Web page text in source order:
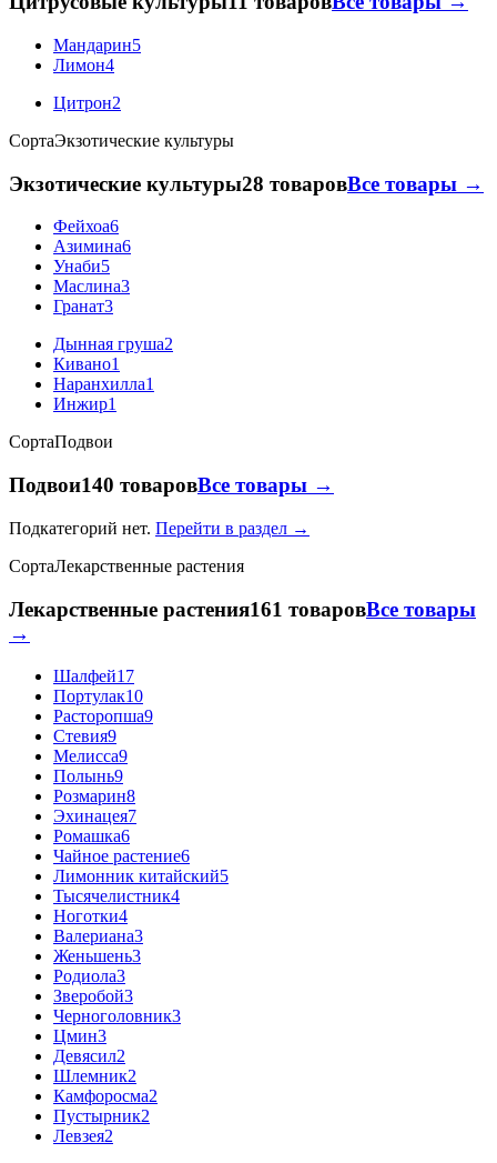
Мандарин5
Лимон4
Цитрон2
СортаЭкзотические культуры
Экзотические культуры28 товаровВсе товары →
Фейхоа6
Азимина6
Унаби5
Маслина3
Гранат3
Дынная груша2
Кивано1
Наранхилла1
Инжир1
СортаПодвои
Подвои140 товаровВсе товары →
Подкатегорий нет. Перейти в раздел →
СортаЛекарственные растения
Лекарственные растения161 товаровВсе товары
→
Шалфей17
Портулак10
Расторопша9
Стевия9
Мелисса9
Полынь9
Розмарин8
Эхинацея7
Ромашка6
Чайное растение6
Лимонник китайский5
Тысячелистник4
Ноготки4
Валериана3
Женьшень3
Родиола3
Зверобой3
Черноголовник3
Цмин3
Девясил2
Шлемник2
Камфоросма2
Пустырник2
Левзея2